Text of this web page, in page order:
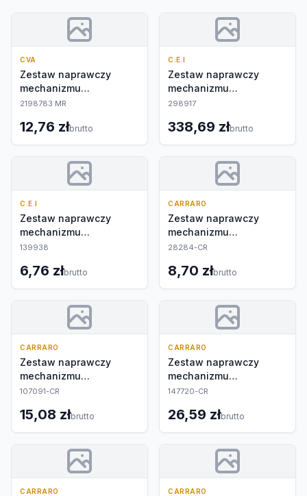
CVA
Zestaw naprawczy
mechanizmu
różnicowego
2198783 MR
12,76 złbrutto
C.E.I
Zestaw naprawczy
mechanizmu
różnicowego
298917
338,69 złbrutto
C.E.I
Zestaw naprawczy
mechanizmu
różnicowego
139938
6,76 złbrutto
CARRARO
Zestaw naprawczy
mechanizmu
różnicowego
28284-CR
8,70 złbrutto
CARRARO
Zestaw naprawczy
mechanizmu
różnicowego
107091-CR
15,08 złbrutto
CARRARO
Zestaw naprawczy
mechanizmu
różnicowego
147720-CR
26,59 złbrutto
CARRARO CARRARO